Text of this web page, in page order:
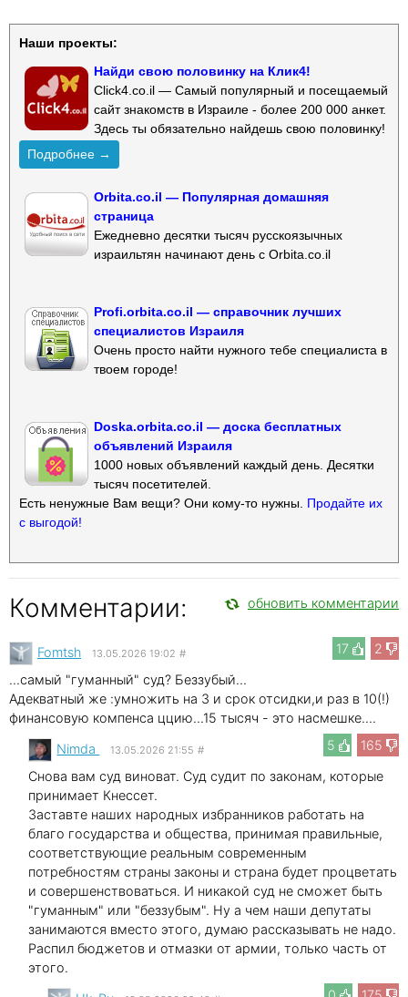
Наши проекты:
Найди свою половинку на Клик4!
Click4.co.il — Самый популярный и посещаемый
сайт знакомств в Израиле - более 200 000 анкет.
Здесь ты обязательно найдешь свою половинку!
Подробнее →
Orbita.co.il — Популярная домашняя
страница
Ежедневно десятки тысяч русскоязычных
израильтян начинают день с Orbita.co.il
Profi.orbita.co.il — справочник лучших
специалистов Израиля
Очень просто найти нужного тебе специалиста в
твоем городе!
Doska.orbita.co.il — доска бесплатных
объявлений Израиля
1000 новых объявлений каждый день. Десятки
тысяч посетителей.
Есть ненужные Вам вещи? Они кому-то нужны. Продайте их
с выгодой!
Комментарии: обновить комментарии
17 2
Fomtsh 13.05.2026 19:02 #
...самый "гуманный" суд? Беззубый...
Адекватный же :умножить на 3 и срок отсидки,и раз в 10(!)
финансовую компенса ццию...15 тысяч - это насмешке....
5
165
Nimda 13.05.2026 21:55 #
Снова вам суд виноват. Суд судит по законам, которые
принимает Кнессет.
Заставте наших народных избранников работать на
благо государства и общества, принимая правильные,
соответствующие реальным современным
потребностям страны законы и страна будет процветать
и совершенствоваться. И никакой суд не сможет быть
"гуманным" или "беззубым". Ну а чем наши депутаты
занимаются вместо этого, думаю рассказывать не надо.
Распил бюджетов и отмазки от армии, только часть от
этого.